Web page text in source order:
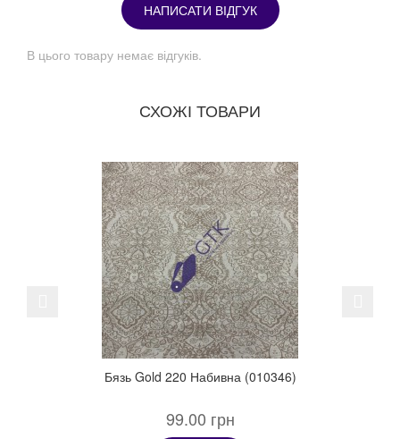
НАПИСАТИ ВІДГУК
В цього товару немає відгуків.
СХОЖІ ТОВАРИ
Бязь Gold 220 Набивна (010346)
99.00 грн
Previous